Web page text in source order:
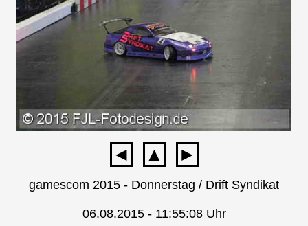
◄ ▲ ►
gamescom 2015 - Donnerstag / Drift Syndikat
06.08.2015 - 11:55:08 Uhr